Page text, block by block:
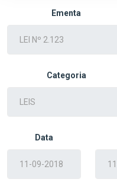
Ementa
Categoria
Data